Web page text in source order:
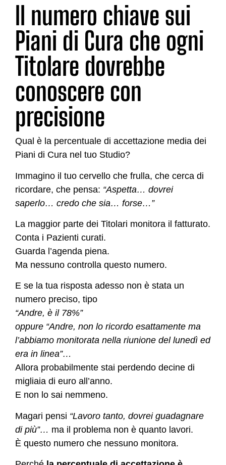
Il numero chiave sui
Piani di Cura che ogni
Titolare dovrebbe
conoscere con
precisione
Qual è la percentuale di accettazione media dei
Piani di Cura nel tuo Studio?
Immagino il tuo cervello che frulla, che cerca di
ricordare, che pensa: “Aspetta… dovrei
saperlo… credo che sia… forse…”
La maggior parte dei Titolari monitora il fatturato.
Conta i Pazienti curati.
Guarda l’agenda piena.
Ma nessuno controlla questo numero.
E se la tua risposta adesso non è stata un
numero preciso, tipo
“Andre, è il 78%”
oppure “Andre, non lo ricordo esattamente ma
l’abbiamo monitorata nella riunione del lunedì ed
era in linea”…
Allora probabilmente stai perdendo decine di
migliaia di euro all’anno.
E non lo sai nemmeno.
Magari pensi “Lavoro tanto, dovrei guadagnare
di più”… ma il problema non è quanto lavori.
È questo numero che nessuno monitora.